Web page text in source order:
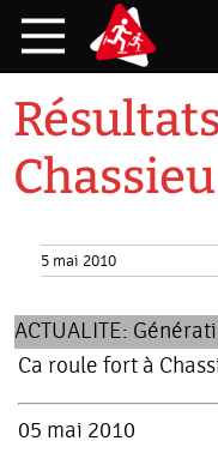
Chassieu
5 mai 2010
ACTUALITE:
Ca roule fort à
05 mai 2010